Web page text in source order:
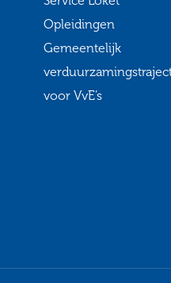
Opleidingen
Gemeentelijk
voor VvE’s